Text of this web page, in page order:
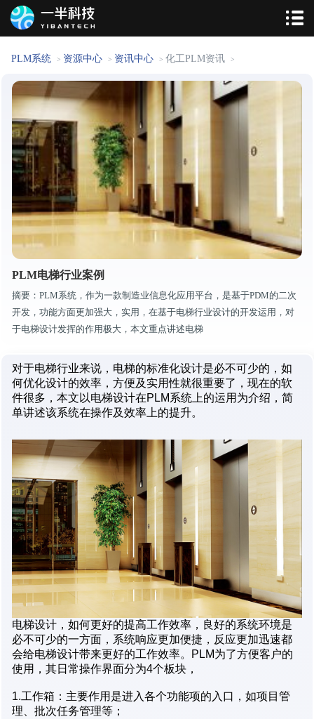
PLM系统 > 资源中心 > 资讯中心 > 化工PLM资讯 >
PLM电梯行业案例
摘要：PLM系统，作为一款制造业信息化应用平台，是基于PDM的二次
开发，功能方面更加强大，实用，在基于电梯行业设计的开发运用，对
于电梯设计发挥的作用极大，本文重点讲述电梯
对于电梯行业来说，电梯的标准化设计是必不可少的，如
何优化设计的效率，方便及实用性就很重要了，现在的软
件很多，本文以电梯设计在PLM系统上的运用为介绍，简
单讲述该系统在操作及效率上的提升。
电梯设计，如何更好的提高工作效率，良好的系统环境是
必不可少的一方面，系统响应更加便捷，反应更加迅速都
会给电梯设计带来更好的工作效率。PLM为了方便客户的
使用，其日常操作界面分为4个板块，
1.工作箱：主要作用是进入各个功能项的入口，如项目管
理、批次任务管理等；